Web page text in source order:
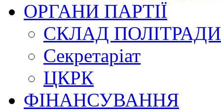
ОРГАНИ ПАРТІЇ
СКЛАД ПОЛІТРАДИ
Секретаріат
ЦКРК
ФІНАНСУВАННЯ